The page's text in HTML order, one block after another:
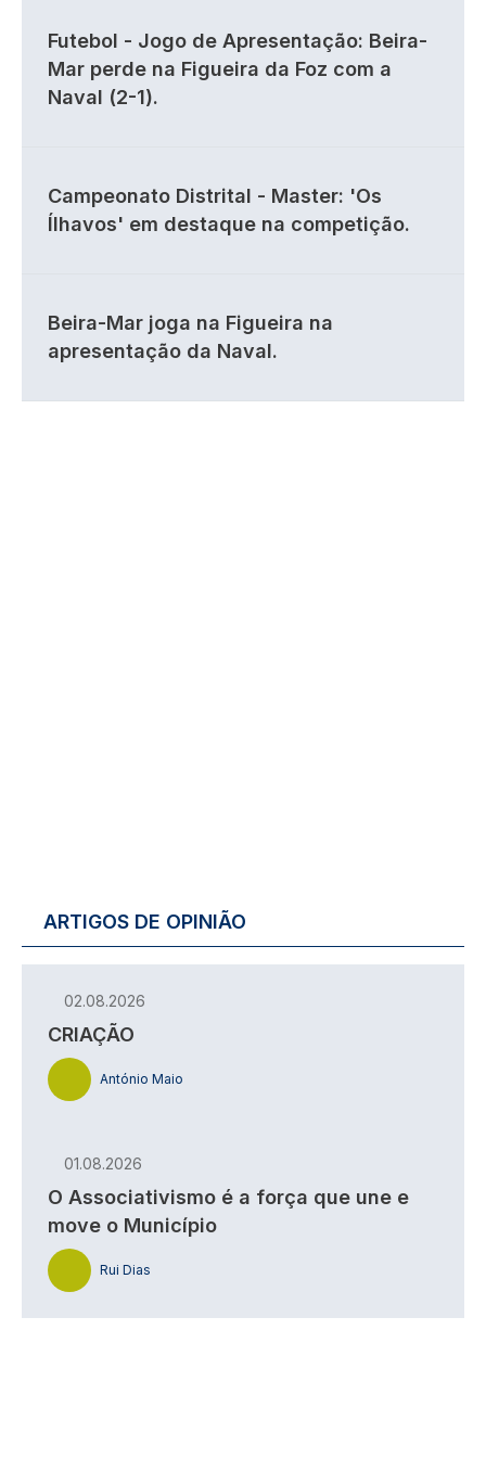
Futebol - Jogo de Apresentação: Beira-
Mar perde na Figueira da Foz com a
Naval (2-1).
Campeonato Distrital - Master: 'Os
Ílhavos' em destaque na competição.
Beira-Mar joga na Figueira na
apresentação da Naval.
ARTIGOS DE OPINIÃO
02.08.2026
CRIAÇÃO
António Maio
01.08.2026
O Associativismo é a força que une e
move o Município
Rui Dias